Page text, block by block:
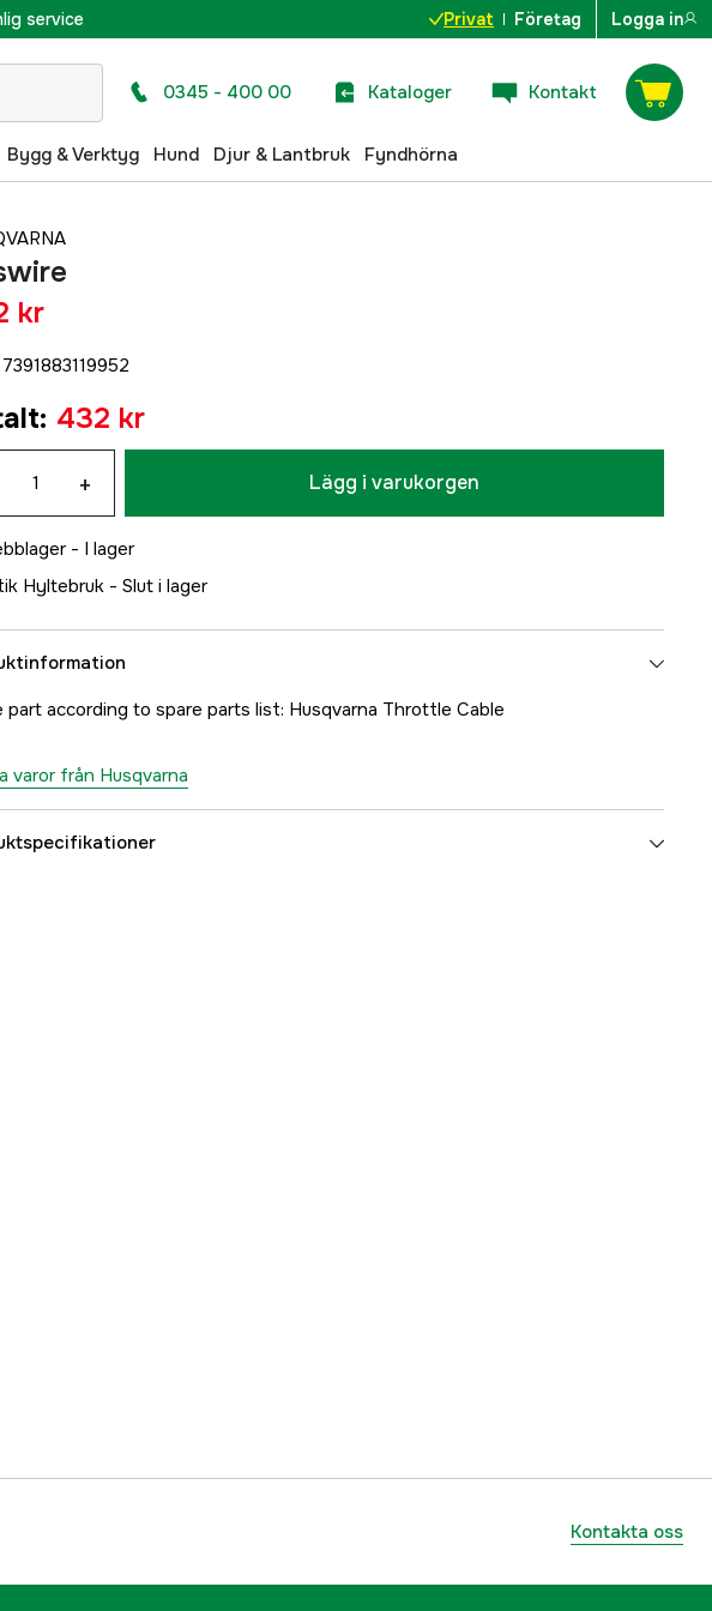
service Privat Företag Logga in
0345 - 400 00 Kataloger Kontakt
Bygg & Verktyg Hund Djur & Lantbruk Fyndhörna
kr
7391883119952
: 432 kr
+ Lägg i varukorgen
- I lager
Hyltebruk - Slut i lager
part according to spare parts list: Husqvarna Throttle Cable
varor från Husqvarna
Kontakta oss